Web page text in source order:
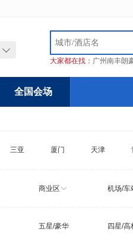
大家都在找： 广州南丰朗
全国会场
三亚 厦门 天津
商业区 机场/车
五星/豪华 四星/高